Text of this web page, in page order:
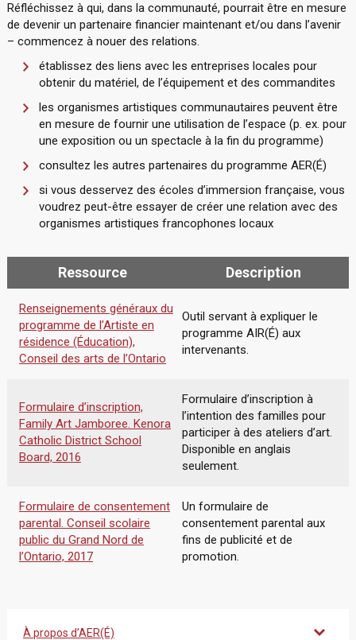
Réfléchissez à qui, dans la communauté, pourrait être en mesure
de devenir un partenaire financier maintenant et/ou dans l’avenir
– commencez à nouer des relations.
établissez des liens avec les entreprises locales pour
obtenir du matériel, de l’équipement et des commandites
les organismes artistiques communautaires peuvent être
en mesure de fournir une utilisation de l’espace (p. ex. pour
une exposition ou un spectacle à la fin du programme)
consultez les autres partenaires du programme AER(É)
si vous desservez des écoles d’immersion française, vous
voudrez peut-être essayer de créer une relation avec des
organismes artistiques francophones locaux
Ressource Description
Renseignements généraux du
programme de l’Artiste en
résidence (Éducation),
Conseil des arts de l’Ontario
Outil servant à expliquer le
programme AIR(É) aux
intervenants.
Formulaire d’inscription,
Family Art Jamboree. Kenora
Catholic District School
Board, 2016
Formulaire d’inscription à
l’intention des familles pour
participer à des ateliers d’art.
Disponible en anglais
seulement.
Formulaire de consentement
parental. Conseil scolaire
public du Grand Nord de
l’Ontario, 2017
Un formulaire de
consentement parental aux
fins de publicité et de
promotion.
À propos d’AER(É)